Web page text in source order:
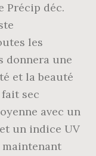
Précip déc.
les
donnera une
et la beauté
sec
avec un
un indice UV